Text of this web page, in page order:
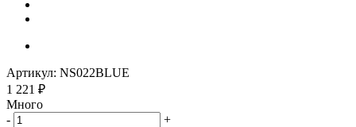
Артикул: NS022BLUE
1 221 ₽
Много
-
+